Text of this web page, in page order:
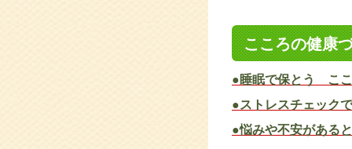
こころの健康
●睡眠で保とう こ
●ストレスチェック
●悩みや不安がある